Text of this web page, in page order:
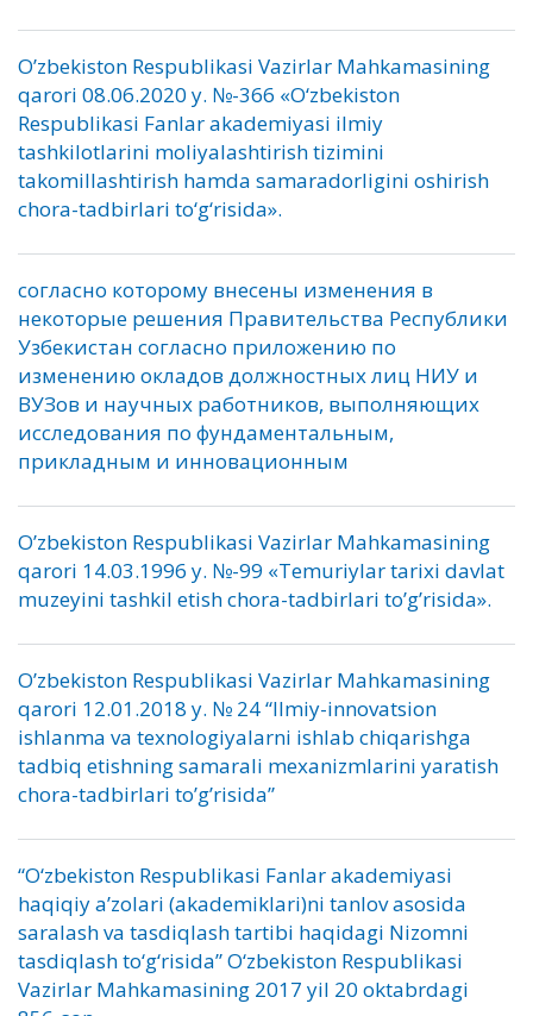
O’zbekiston Respublikasi Vazirlar Mahkamasining
qarori 08.06.2020 y. №-366 «O‘zbekiston
Respublikasi Fanlar akademiyasi ilmiy
tashkilotlarini moliyalashtirish tizimini
takomillashtirish hamda samaradorligini oshirish
chora-tadbirlari to‘g‘risida».
согласно которому внесены изменения в
некоторые решения Правительства Республики
Узбекистан согласно приложению по
изменению окладов должностных лиц НИУ и
ВУЗов и научных работников, выполняющих
исследования по фундаментальным,
прикладным и инновационным
O’zbekiston Respublikasi Vazirlar Mahkamasining
qarori 14.03.1996 y. №-99 «Temuriylar tarixi davlat
muzeyini tashkil etish chora-tadbirlari to’g’risida».
O’zbekiston Respublikasi Vazirlar Mahkamasining
qarori 12.01.2018 y. № 24 “Ilmiy-innovatsion
ishlanma va texnologiyalarni ishlab chiqarishga
tadbiq etishning samarali mexanizmlarini yaratish
chora-tadbirlari to’g’risida”
“O‘zbekiston Respublikasi Fanlar akademiyasi
haqiqiy a’zolari (akademiklari)ni tanlov asosida
saralash va tasdiqlash tartibi haqidagi Nizomni
tasdiqlash to‘g‘risida” O‘zbekiston Respublikasi
Vazirlar Mahkamasining 2017 yil 20 oktabrdagi